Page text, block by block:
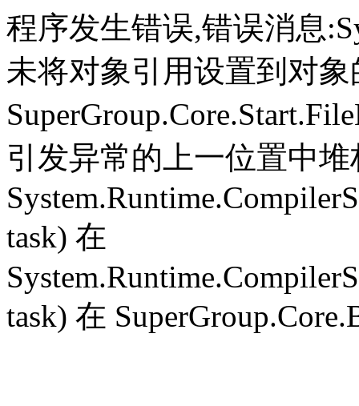
程序发生错误,错误消息
未将对象引用设置到对
引发异常的上一位置中
task) 在
task) 在